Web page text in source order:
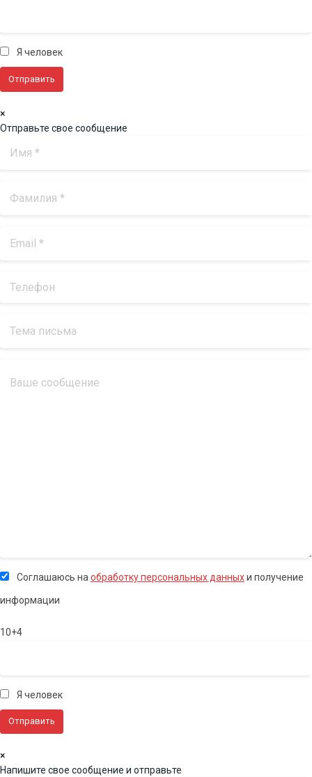
Я человек
×
Отправьте свое сообщение
Соглашаюсь на обработку персональных данныхи получение
информации
10+4
Я человек
×
Напишите свое сообщение и отправьте